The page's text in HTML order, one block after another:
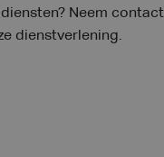
Neem
dienstverlening.